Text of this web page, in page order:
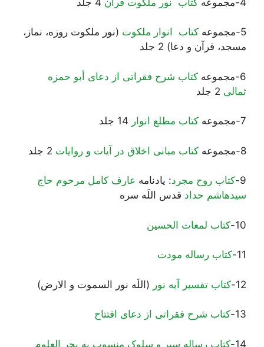
5-مجموعه کتاب انوار ملکوت (نور ملکوت روزه، نماز،
مسجد، قرآن و دعا) 2 جلد
6-مجموعه
کتاب شرح فقراتی از دعای أبو حمزه
ثمالی
7-مجموعه کتاب مطلع انوار
8-مجموعه کتاب مبانی اخلاق در آیات و روایات
9- کتاب روح مجرد: یادنامه عارف كامل مرحوم حاج
سيد‌هاشم حداد قدس اللَه سره
10- کتاب لمعات الحسین
11- کتاب رساله مودت
12- کتاب تفسیر آیه نور (اللَه نور السموت و الارض)
13- کتاب شرح فقراتی از دعای افتتاح
14- کتاب رساله سیر و سلوک منسوب به بحر العلوم